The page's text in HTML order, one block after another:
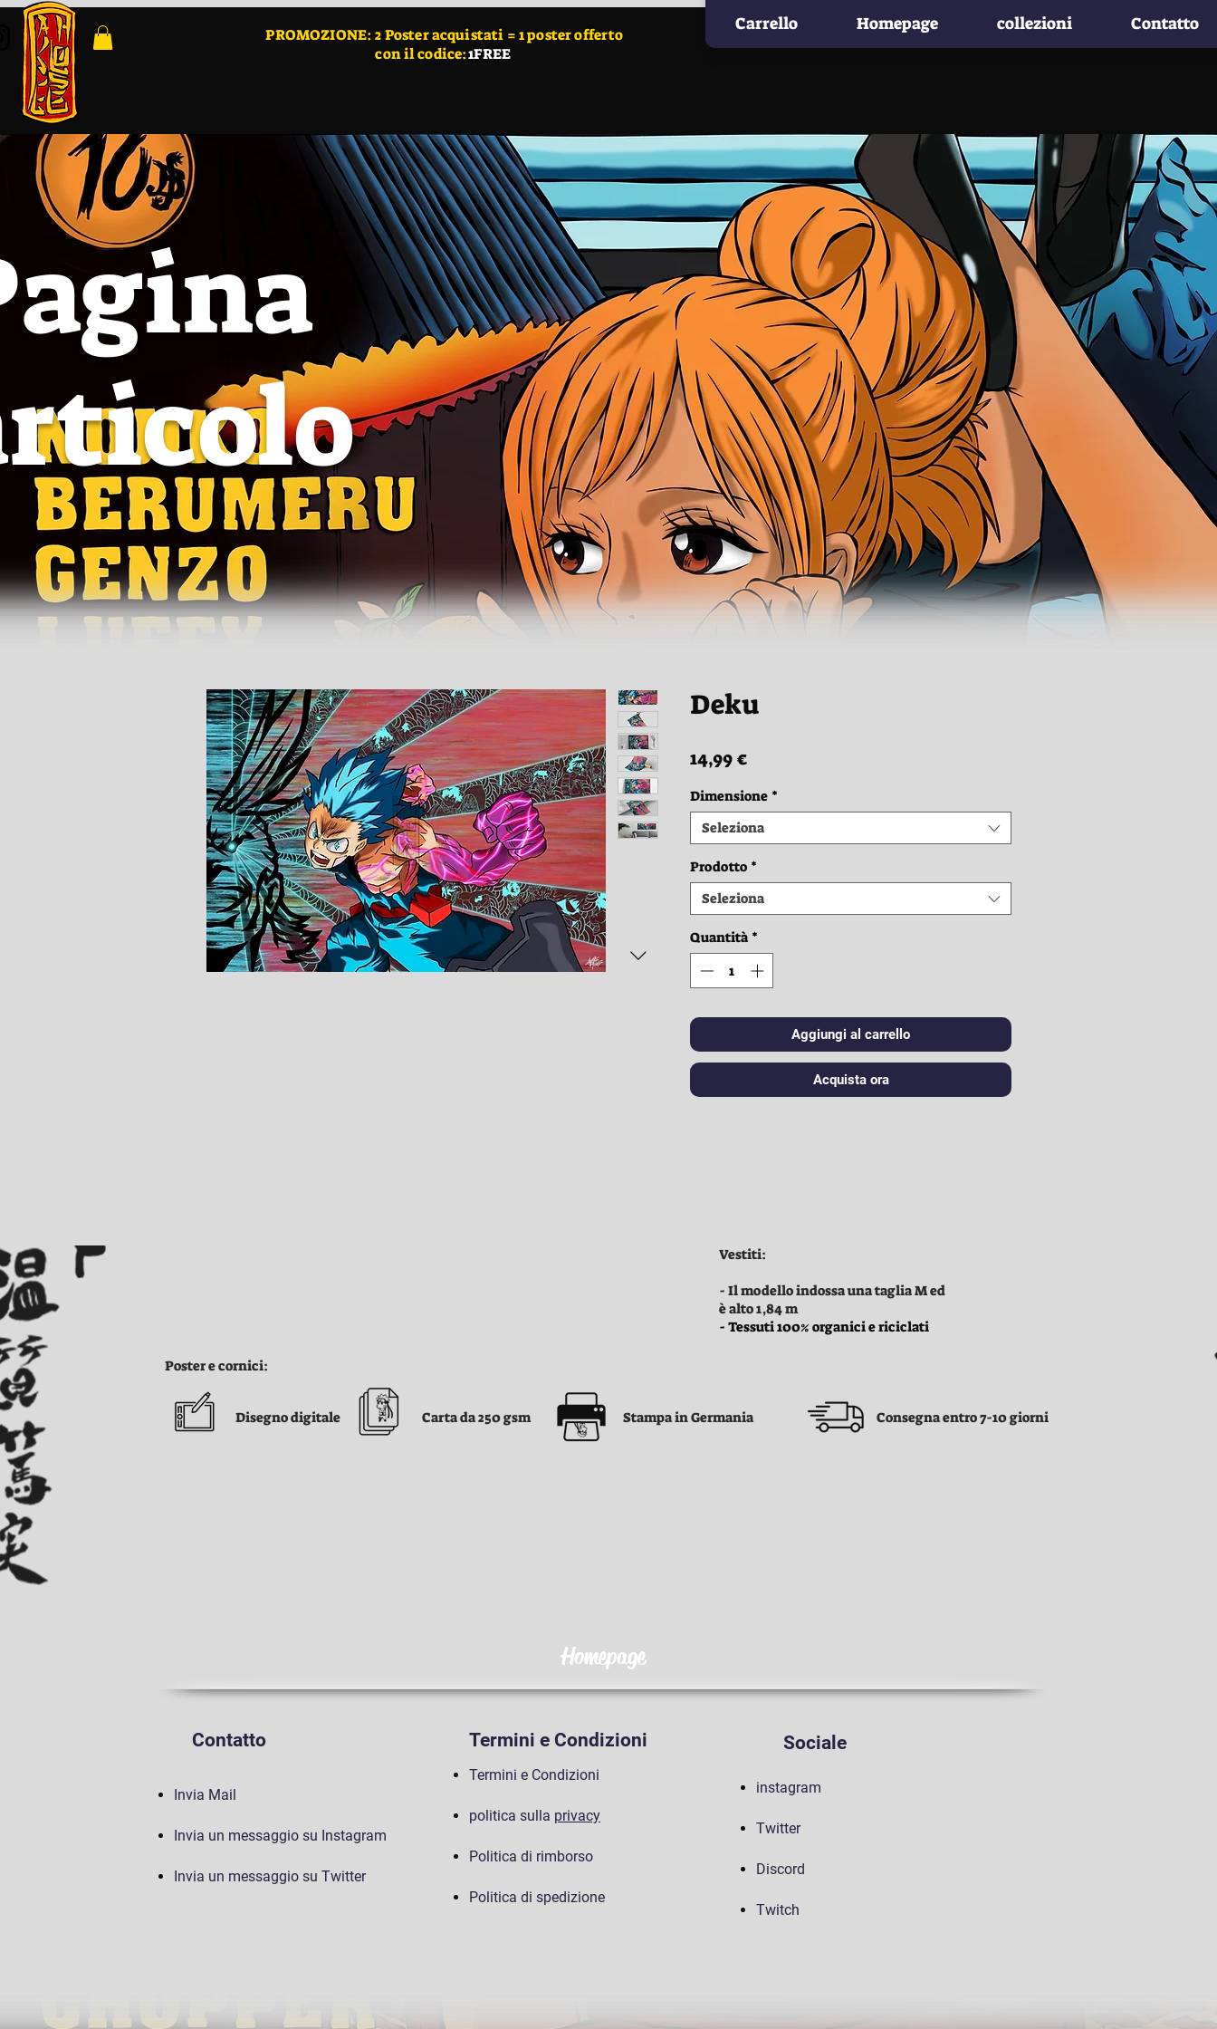
PROMOZIONE: 2 Poster acquistati = 1 poster offerto
con il codice:1FREE
Carrello Homepage collezioni Contatto
Deku
14,99 €
Dimensione *
Seleziona
Prodotto *
Seleziona
Quantità *
Aggiungi al carrello
Acquista ora
Homepage
Contatto
Invia Mail
Invia un messaggio su Instagram
Invia un messaggio su Twitter
Termini e Condizioni
Termini e Condizioni
politica sulla privacy
Politica di rimborso
Politica di spedizione
Sociale
instagram
Twitter
Discord
Twitch
Disegno digitale Carta da 250 gsm Stampa in Germania Consegna entro 7-10 giorni
Vestiti:
- Il modello indossa una taglia M ed
è alto 1,84 m
- Tessuti 100% organici e riciclati
Poster e cornici: